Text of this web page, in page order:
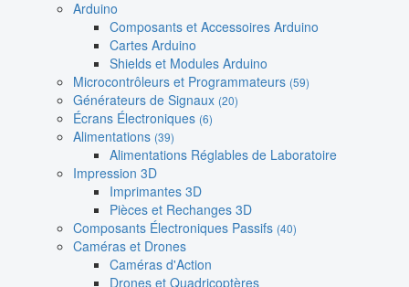
Arduino
Composants et Accessoires Arduino
Cartes Arduino
Shields et Modules Arduino
Microcontrôleurs et Programmateurs (59)
Générateurs de Signaux (20)
Écrans Électroniques (6)
Alimentations (39)
Alimentations Réglables de Laboratoire
Impression 3D
Imprimantes 3D
Pièces et Rechanges 3D
Composants Électroniques Passifs (40)
Caméras et Drones
Caméras d'Action
Drones et Quadricoptères